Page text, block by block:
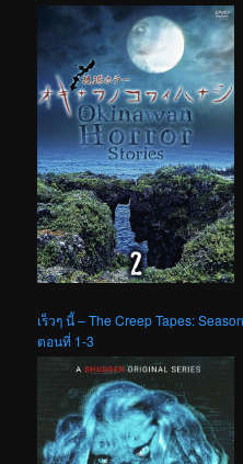
เร็วๆ นี้ – The Creep Tapes:
ตอนที่ 1-3